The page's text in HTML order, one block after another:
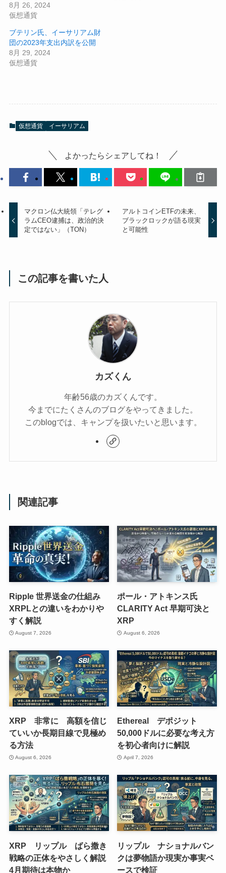
8月 26, 2024
仮想通貨
ブテリン氏、イーサリアム財
団の2023年支出内訳を公開
8月 29, 2024
仮想通貨
仮想通貨 イーサリアム
よかったらシェアしてね！
マクロン仏大統領「テレグ
ラムCEO逮捕は、政治的決
定ではない」（TON）
アルトコインETFの未来、
ブラックロックが語る現実
と可能性
この記事を書いた人
カズくん
年齢56歳のカズくんです。
今までにたくさんのブログをやってきました。
このblogでは、キャンプを扱いたいと思います。
関連記事
Ripple 世界送金の仕組み
XRPLとの違いをわかりや
すく解説
August 7, 2026
ポール・アトキンス氏
CLARITY Act 早期可決と
XRP
August 6, 2026
XRP 非常に 高額を信じ
ていいか長期目線で見極め
る方法
August 6, 2026
Ethereal デポジット
50,000ドルに必要な考え方
を初心者向けに解説
April 7, 2026
XRP リップル ばら撒き
戦略の正体をやさしく解説
4月期待は本物か
リップル ナショナルバン
クは夢物語か現実か事実ベ
ースで検証